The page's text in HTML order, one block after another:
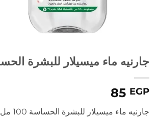
جارنيه ماء ميسيلار للبشرة الحساسة
85 EGP
جارنيه